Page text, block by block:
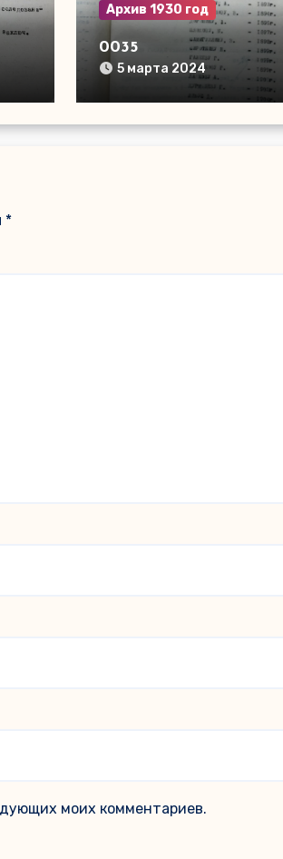
Архив 1930 год
0035
5 марта 2024
*
моих комментариев.